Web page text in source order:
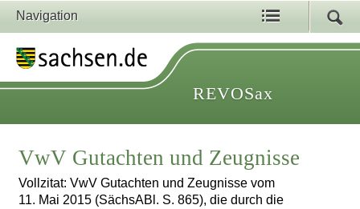
Navigation
REVOSax
VwV Gutachten und Zeugnisse
Vollzitat: VwV Gutachten und Zeugnisse vom
11. Mai 2015 (SächsABl. S. 865), die durch die